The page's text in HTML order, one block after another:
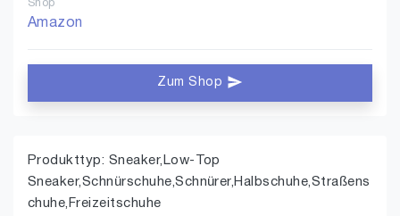
Shop
Amazon
Zum Shop
Produkttyp: Sneaker,Low-Top
Sneaker,Schnürschuhe,Schnürer,Halbschuhe,Straßens
chuhe,Freizeitschuhe